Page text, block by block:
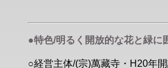
●特色/明るく開放的な花と緑に
○経営主体/(宗)萬藏寺・H20年